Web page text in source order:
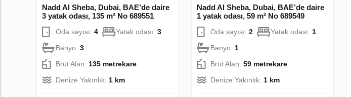
Nadd Al Sheba, Dubai, BAE’de daire
3 yatak odası, 135 m² No 689551
Oda sayısı: 4 Yatak odası: 3
Banyo: 3
Brüt Alan: 135 metrekare
Denize Yakınlık: 1 km
Nadd Al Sheba, Dubai, BAE’de daire
1 yatak odası, 59 m² No 689549
Oda sayısı: 2 Yatak odası: 1
Banyo: 1
Brüt Alan: 59 metrekare
Denize Yakınlık: 1 km